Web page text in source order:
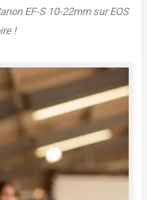
EF-S 10-22mm sur EOS
!